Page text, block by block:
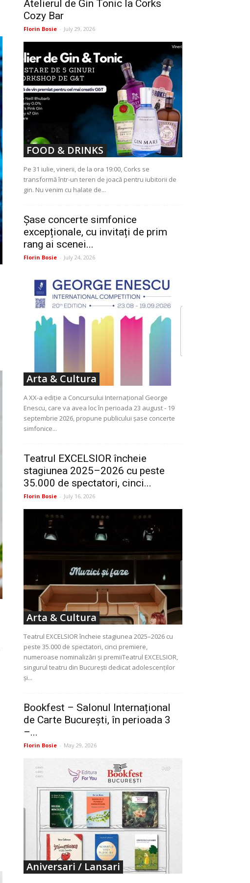
Atelierul de Gin Tonic la Corks
Cozy Bar
Florin Bosie - July 29, 2026
FOOD & DRINKS
Pe 31 iulie, vinerii, de la ora 19:00, Corks se
transformă într-un teren de joacă pentru iubitorii de
gin. Nu venim cu halate de...
Șase concerte simfonice
excepționale, cu invitați de prim
rang ai scenei...
Florin Bosie - July 24, 2026
Arta & Cultura
A XX-a ediție a Concursului Internațional George
Enescu, care va avea loc în perioada 23 august - 19
septembrie 2026, propune publicului șase concerte
simfonice...
Teatrul EXCELSIOR încheie
stagiunea 2025–2026 cu peste
35.000 de spectatori, cinci...
Florin Bosie - July 16, 2026
Arta & Cultura
Teatrul EXCELSIOR încheie stagiunea 2025–2026 cu
peste 35.000 de spectatori, cinci premiere,
numeroase nominalizări și premiiTeatrul EXCELSIOR,
singurul teatru din București dedicat adolescenților
și...
Bookfest – Salonul Internațional
de Carte București, în perioada 3
–...
Florin Bosie - May 29, 2026
Aniversari / Lansari